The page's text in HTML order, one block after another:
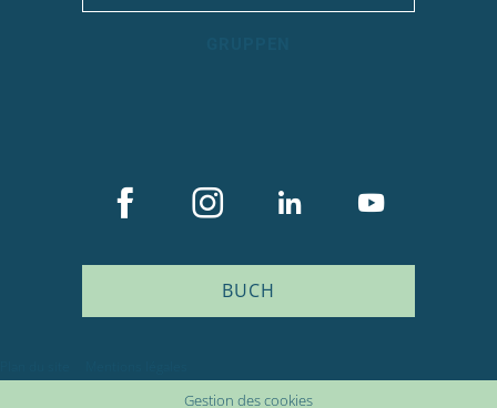
BUCH
Gestion des cookies